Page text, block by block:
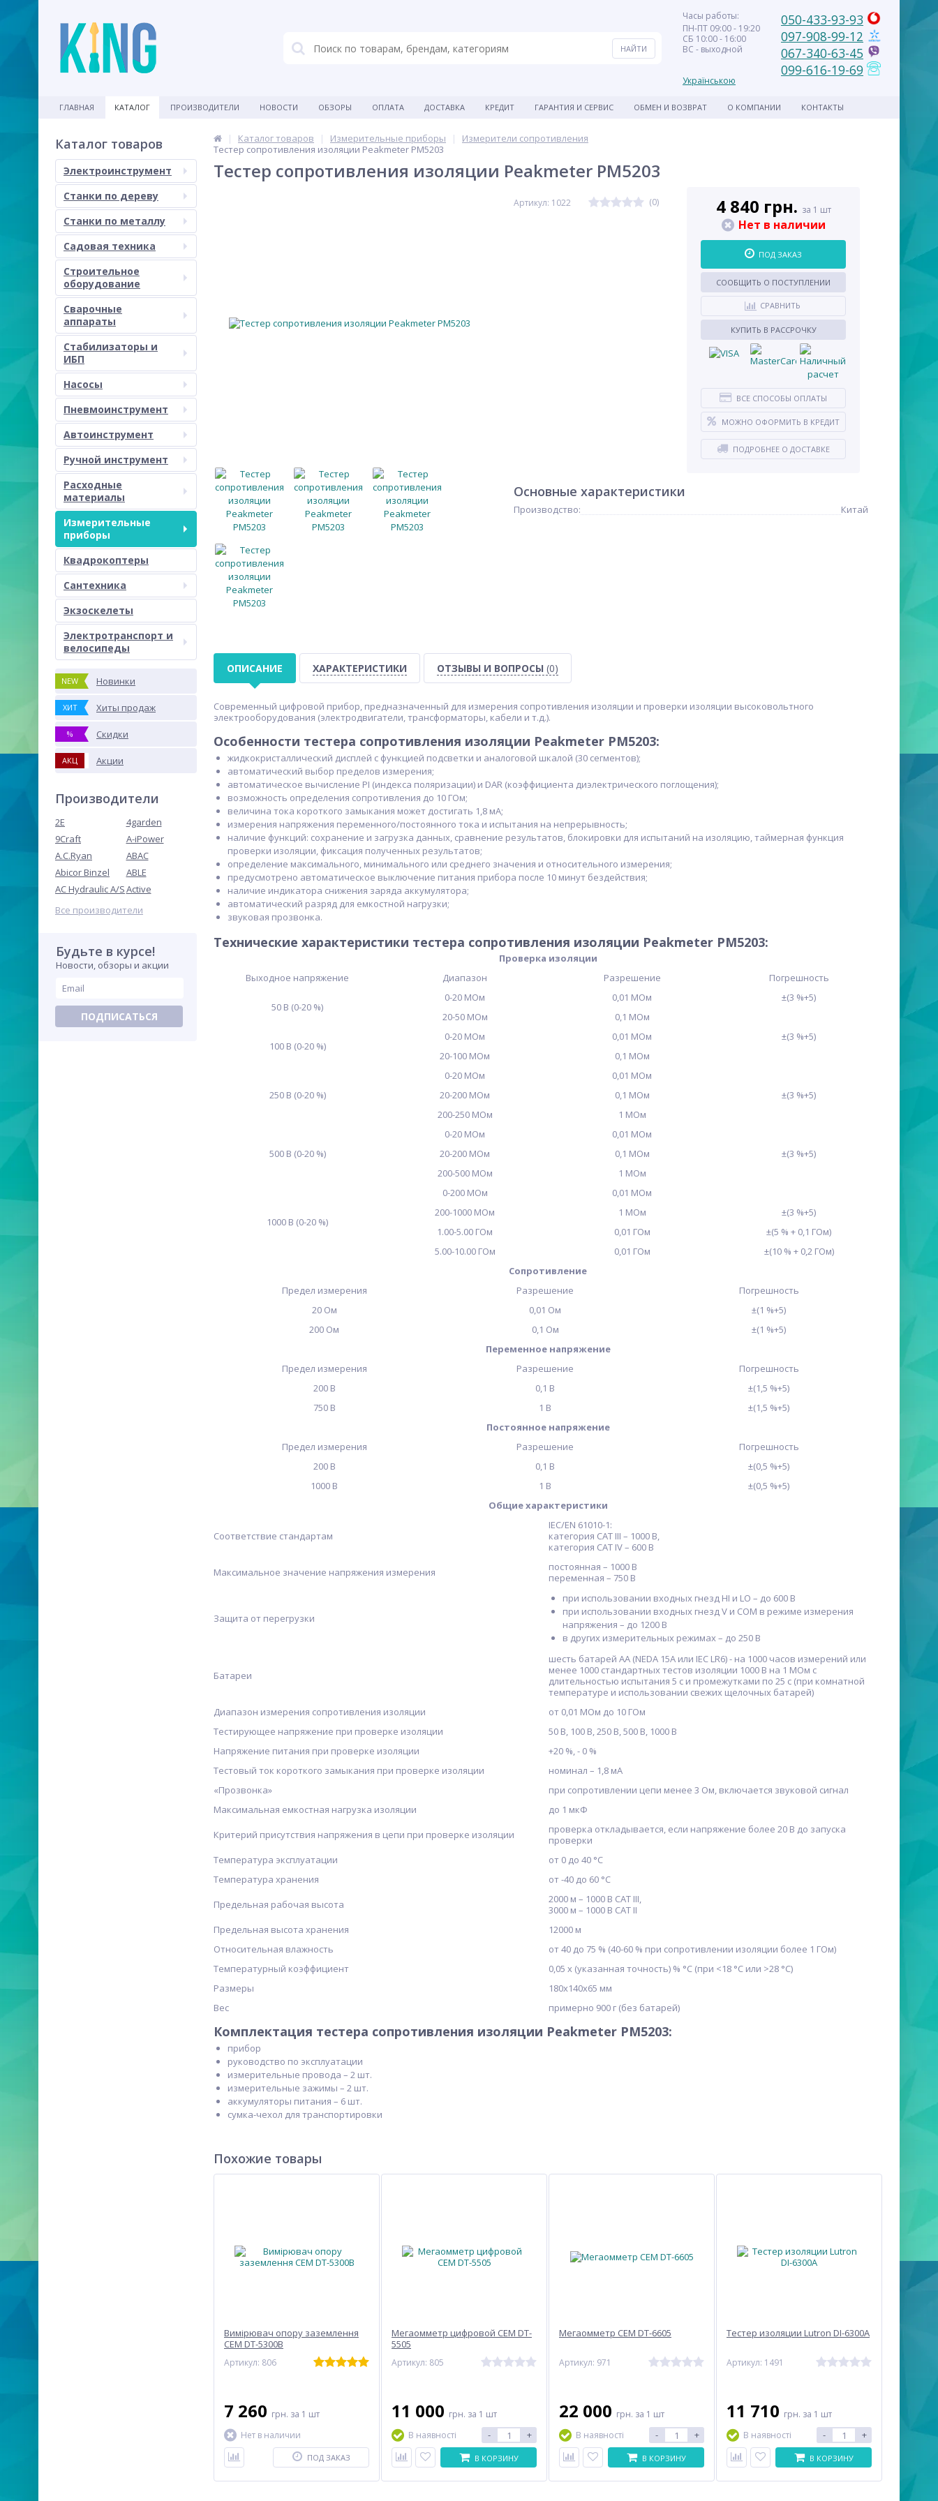
Часы работы:
ПН-ПТ 09:00 - 19:20
СБ 10:00 - 16:00
ВС - выходной
Українською
050-433-93-93
097-908-99-12
067-340-63-45
099-616-19-69
ГЛАВНАЯ КАТАЛОГ ПРОИЗВОДИТЕЛИ НОВОСТИ ОБЗОРЫ ОПЛАТА ДОСТАВКА КРЕДИТ ГАРАНТИЯ И СЕРВИС ОБМЕН И ВОЗВРАТ О КОМПАНИИ КОНТАКТЫ
Каталог товаров
Электроинструмент
Станки по дереву
Станки по металлу
Садовая техника
Строительное
оборудование
Сварочные
аппараты
Стабилизаторы и
ИБП
Насосы
Пневмоинструмент
Автоинструмент
Ручной инструмент
Расходные
материалы
Измерительные
приборы
Квадрокоптеры
Сантехника
Экзоскелеты
Электротранспорт и
велосипеды
NEW Новинки
ХИТ Хиты продаж
% Скидки
АКЦ Акции
Производители
2E
4garden
9Craft
A-iPower
A.C.Ryan
ABAC
Abicor Binzel
ABLE
AC Hydraulic A/SActive
Все производители
Будьте в курсе!
Новости, обзоры и акции
ПОДПИСАТЬСЯ
Каталог товаров Измерительные приборы
Измерители сопротивления
Тестер сопротивления изоляции Peakmeter PM5203
Тестер сопротивления изоляции Peakmeter PM5203
Артикул: 1022 (0) 4 840 грн. за 1 шт
Нет в наличии
ПОД ЗАКАЗ
СООБЩИТЬ О ПОСТУПЛЕНИИ
СРАВНИТЬ
КУПИТЬ В РАССРОЧКУ
ВСЕ СПОСОБЫ ОПЛАТЫ
МОЖНО ОФОРМИТЬ В КРЕДИТ
ПОДРОБНЕЕ О ДОСТАВКЕ
Основные характеристики
Производство: Китай
ОПИСАНИЕ ХАРАКТЕРИСТИКИ ОТЗЫВЫ И ВОПРОСЫ (0)
Современный цифровой прибор, предназначенный для измерения сопротивления изоляции и проверки изоляции высоковольтного
электрооборудования (электродвигатели, трансформаторы, кабели и т.д.).
Особенности тестера сопротивления изоляции Peakmeter PM5203:
жидкокристаллический дисплей с функцией подсветки и аналоговой шкалой (30 сегментов);
автоматический выбор пределов измерения;
автоматическое вычисление PI (индекса поляризации) и DAR (коэффициента диэлектрического поглощения);
возможность определения сопротивления до 10 ГОм;
величина тока короткого замыкания может достигать 1,8 мА;
измерения напряжения переменного/постоянного тока и испытания на непрерывность;
наличие функций: сохранение и загрузка данных, сравнение результатов, блокировки для испытаний на изоляцию, таймерная функция
проверки изоляции, фиксация полученных результатов;
определение максимального, минимального или среднего значения и относительного измерения;
предусмотрено автоматическое выключение питания прибора после 10 минут бездействия;
наличие индикатора снижения заряда аккумулятора;
автоматический разряд для емкостной нагрузки;
звуковая прозвонка.
Технические характеристики тестера сопротивления изоляции Peakmeter PM5203:
Проверка изоляции
Выходное напряжение
Диапазон Разрешение Погрешность
50 В (0-20 %)
0-20 МОм 0,01 МОм
±(3 %+5)
20-50 МОм
0,1 МОм
100 В (0-20 %)
0-20 МОм 0,01 МОм
±(3 %+5)
20-100 МОм
0,1 МОм
250 В (0-20 %)
0-20 МОм
0,01 МОм
±(3 %+5)
20-200 МОм
0,1 МОм
200-250 МОм
1 МОм
500 В (0-20 %)
0-20 МОм
0,01 МОм
±(3 %+5)
20-200 МОм
0,1 МОм
200-500 МОм
1 МОм
1000 В (0-20 %)
0-200 МОм
0,01 МОм
±(3 %+5)
±(5 % + 0,1 ГОм)
200-1000 МОм
1 МОм
1.00-5.00 ГОм
0,01 ГОм
5.00-10.00 ГОм
0,01 ГОм
±(10 % + 0,2 ГОм)
Сопротивление
Предел измерения
Разрешение
Погрешность
20 Ом
0,01 Ом
±(1 %+5)
200 Ом
0,1 Ом
±(1 %+5)
Переменное напряжение
Предел измерения
Разрешение
Погрешность
200 В
0,1 В
±(1,5 %+5)
750 В
1 В
±(1,5 %+5)
Постоянное напряжение
Предел измерения
Разрешение
Погрешность
200 В
0,1 В
±(0,5 %+5)
1000 В
1 В
±(0,5 %+5)
Общие характеристики
Соответствие стандартам
IEC/EN 61010-1:
категория CAT III – 1000 В,
категория CAT IV – 600 В
Максимальное значение напряжения измерения
постоянная – 1000 В
переменная – 750 В
Защита от перегрузки
при использовании входных гнезд HI и LO – до 600 В
при использовании входных гнезд V и COM в режиме измерения
напряжения – до 1200 В
в других измерительных режимах – до 250 В
Батареи
шесть батарей АА (NEDA 15А или IEC LR6) - на 1000 часов измерений или
менее 1000 стандартных тестов изоляции 1000 В на 1 МОм с
длительностью испытания 5 с и промежутками по 25 с (при комнатной
температуре и использовании свежих щелочных батарей)
Диапазон измерения сопротивления изоляции
от 0,01 МОм до 10 ГОм
Тестирующее напряжение при проверке изоляции
50 B, 100 B, 250 B, 500 B, 1000 B
Напряжение питания при проверке изоляции
+20 %, - 0 %
Тестовый ток короткого замыкания при проверке изоляции
номинал – 1,8 мА
«Прозвонка»
при сопротивлении цепи менее 3 Ом, включается звуковой сигнал
Максимальная емкостная нагрузка изоляции
до 1 мкФ
Критерий присутствия напряжения в цепи при проверке изоляции
проверка откладывается, если напряжение более 20 В до запуска
проверки
Температура эксплуатации
от 0 до 40 °С
Температура хранения
от -40 до 60 °С
Предельная рабочая высота
2000 м – 1000 В CAT III,
3000 м – 1000 В CAT II
Предельная высота хранения
12000 м
Относительная влажность
от 40 до 75 % (40-60 % при сопротивлении изоляции более 1 ГОм)
Температурный коэффициент
0,05 х (указанная точность) % °С (при <18 °C или >28 °С)
Размеры
180х140х65 мм
Вес
примерно 900 г (без батарей)
Комплектация тестера сопротивления изоляции Peakmeter PM5203:
прибор
руководство по эксплуатации
измерительные провода – 2 шт.
измерительные зажимы – 2 шт.
аккумуляторы питания – 6 шт.
сумка-чехол для транспортировки
Похожие товары
Вимірювач опору заземлення
CEM DT-5300B
Артикул: 806
7 260 грн. за 1 шт
Нет в наличии
ПОД ЗАКАЗ
Мегаомметр цифровой CEM DT-
5505
Артикул: 805
11 000 грн. за 1 шт
В наявності
- +
В КОРЗИНУ
Мегаомметр CEM DT-6605
Артикул: 971
22 000 грн. за 1 шт
В наявності
- +
В КОРЗИНУ
Тестер изоляции Lutron DI-6300A
Артикул: 1491
11 710 грн. за 1 шт
В наявності
- +
В КОРЗИНУ